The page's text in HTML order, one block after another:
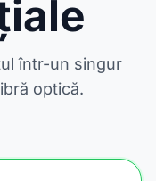
într-un singur
optică.